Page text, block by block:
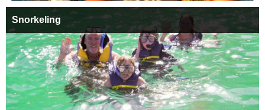
Snorkeling